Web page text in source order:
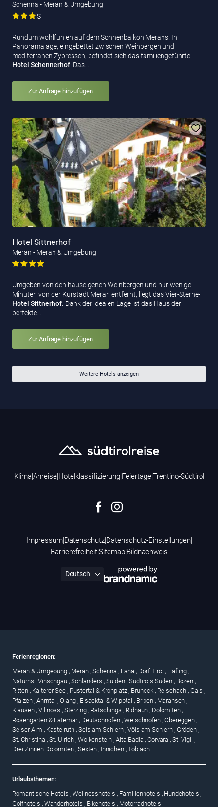
Schenna - Meran & Umgebung
S
Rundum wohlfühlen auf dem Sonnenbalkon Merans. In
Panoramalage, eingebettet zwischen Weinbergen und
mediterranen Zypressen, befindet sich das familiengeführte
Hotel Schennerhof. Das…
Zur Anfrage hinzufügen
Hotel Sittnerhof
Meran - Meran & Umgebung
Umgeben von den hauseigenen Weinbergen und nur wenige
Minuten von der Kurstadt Meran entfernt, liegt das Vier-Sterne-
Hotel Sittnerhof. Dank der idealen Lage ist das Haus der
perfekte…
Zur Anfrage hinzufügen
Weitere Hotels anzeigen
Klima|Anreise|Hotelklassifizierung|Feiertage|Trentino-Südtirol
Impressum|Datenschutz|Datenschutz-Einstellungen|
Barrierefreiheit|Sitemap|Bildnachweis
Ferienregionen:
Meran & Umgebung , Meran , Schenna , Lana , Dorf Tirol , Hafling ,
Naturns , Vinschgau , Schlanders , Sulden , Südtirols Süden , Bozen ,
Ritten , Kalterer See , Pustertal & Kronplatz , Bruneck , Reischach , Gais ,
Pfalzen , Ahrntal , Olang , Eisacktal & Wipptal , Brixen , Maransen ,
Klausen , Villnöss , Sterzing , Ratschings , Ridnaun , Dolomiten ,
Rosengarten & Latemar , Deutschnofen , Welschnofen , Obereggen ,
Seiser Alm , Kastelruth , Seis am Schlern , Völs am Schlern , Gröden ,
St. Christina , St. Ulrich , Wolkenstein , Alta Badia , Corvara , St. Vigil ,
Drei Zinnen Dolomiten , Sexten , Innichen , Toblach
Urlaubsthemen:
Romantische Hotels , Wellnesshotels , Familienhotels , Hundehotels ,
Golfhotels , Wanderhotels , Bikehotels , Motorradhotels ,